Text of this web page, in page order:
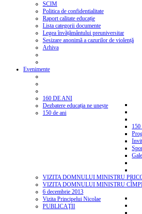
SCIM
Politica de confidentialitate
Raport calitate educație
Lista categorii documente
Legea învățământului preuniversitar
Sesizare anonimă a cazurilor de violență
Arhiva
Evenimente
160 DE ANI
Dezbatere educația ne unește
150 de ani
VIZITA DOMNULUI MINISTRU
VIZITA DOMNULUI MINISTRU
6 decembrie 2013
Vizita Principelui Nicolae
PUBLICAŢII